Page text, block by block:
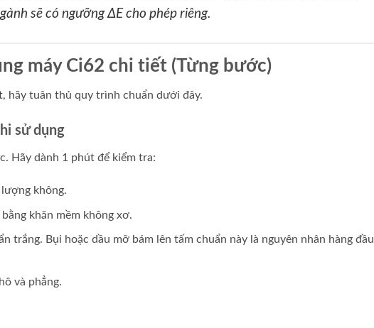
sẽ có ngưỡng ΔE cho phép riêng.
máy Ci62 chi tiết (Từng bước)
hãy tuân thủ quy trình chuẩn dưới đây.
sử dụng
Hãy dành 1 phút để kiểm tra:
không.
khăn mềm không xơ.
trắng. Bụi hoặc dầu mỡ bám lên tấm chuẩn này là nguyên nhân hàng đầu
và phẳng.